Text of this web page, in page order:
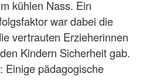
kühlen Nass. Ein
war dabei die
vertrauten Erzieherinnen
Kindern Sicherheit gab.
Einige pädagogische